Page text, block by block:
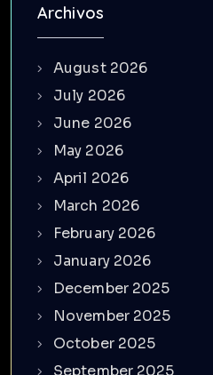
Archivos
August 2026
July 2026
June 2026
May 2026
April 2026
March 2026
February 2026
January 2026
December 2025
November 2025
October 2025
September 2025